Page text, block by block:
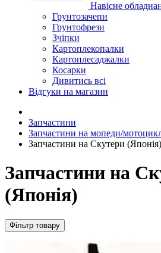
Навісне
Грунтозачепи
Грунтофрези
Зчіпки
Картоплекопалки
Картоплесаджалки
Косарки
Дивитись всі
Відгуки на магазин
Запчастини
Запчастини на мопеди/
Запчастини на Скутери (Японія)
Запчастини на
(Японія)
Фільтр товару